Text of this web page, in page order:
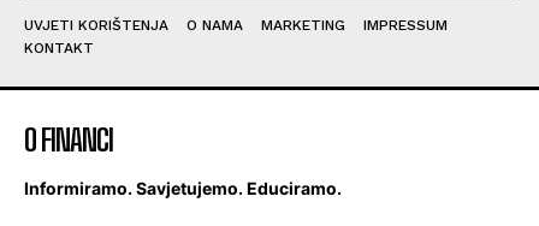
UVJETI KORIŠTENJA O NAMA MARKETING
IMPRESSUM
KONTAKT
O FINANCI
Informiramo. Savjetujemo. Educiramo.